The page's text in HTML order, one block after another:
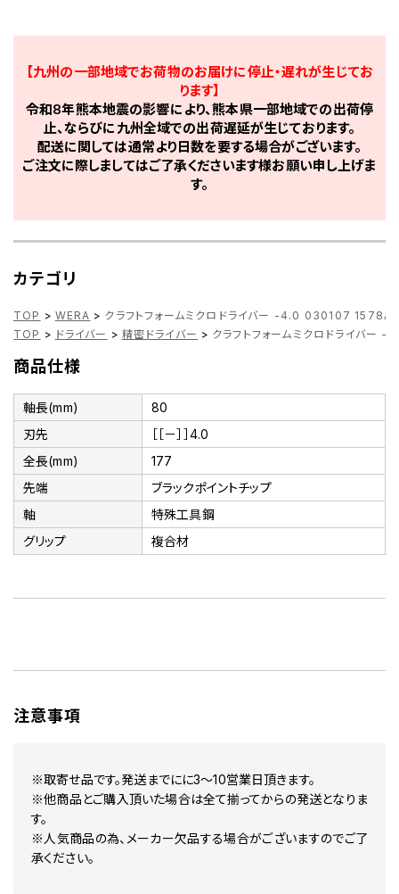
【九州の一部地域でお荷物のお届けに停止・遅れが生じてお
ります】
令和8年熊本地震の影響により、熊本県一部地域での出荷停
止、ならびに九州全域での出荷遅延が生じております。
配送に関しては通常より日数を要する場合がございます。
ご注文に際しましてはご了承くださいます様お願い申し上げま
す。
カテゴリ
TOP > WERA > クラフトフォームミクロドライバー -4.0 030107 1578A
TOP > ドライバー > 精密ドライバー > クラフトフォームミクロドライバ
商品仕様
軸長(mm)
80
刃先
［［－］］4.0
全長(mm)
177
先端
ブラックポイントチップ
軸
特殊工具鋼
グリップ
複合材
注意事項
※取寄せ品です。発送までにに3～10営業日頂きます。
※他商品とご購入頂いた場合は全て揃ってからの発送となりま
す。
※人気商品の為、メーカー欠品する場合がございますのでご了
承ください。